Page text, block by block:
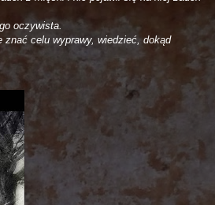
oczywista.
znać celu wyprawy, wiedzieć, dokąd